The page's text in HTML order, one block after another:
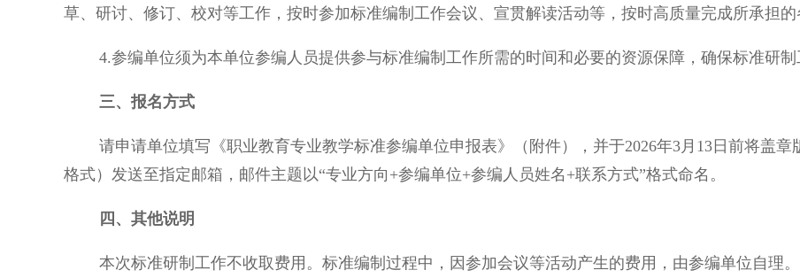
草、研讨、修订、校对等工作，按时参加标准编制工作会议、宣贯解读活动等，按时高质量完成所承担的
4.参编单位须为本单位参编人员提供参与标准编制工作所需的时间和必要的资源保障，确保标准研制
三、报名方式
请申请单位填写《职业教育专业教学标准参编单位申报表》（附件），并于2026年3月13日前将盖章
格式）发送至指定邮箱，邮件主题以“专业方向+参编单位+参编人员姓名+联系方式”格式命名。
四、其他说明
本次标准研制工作不收取费用。标准编制过程中，因参加会议等活动产生的费用，由参编单位自理